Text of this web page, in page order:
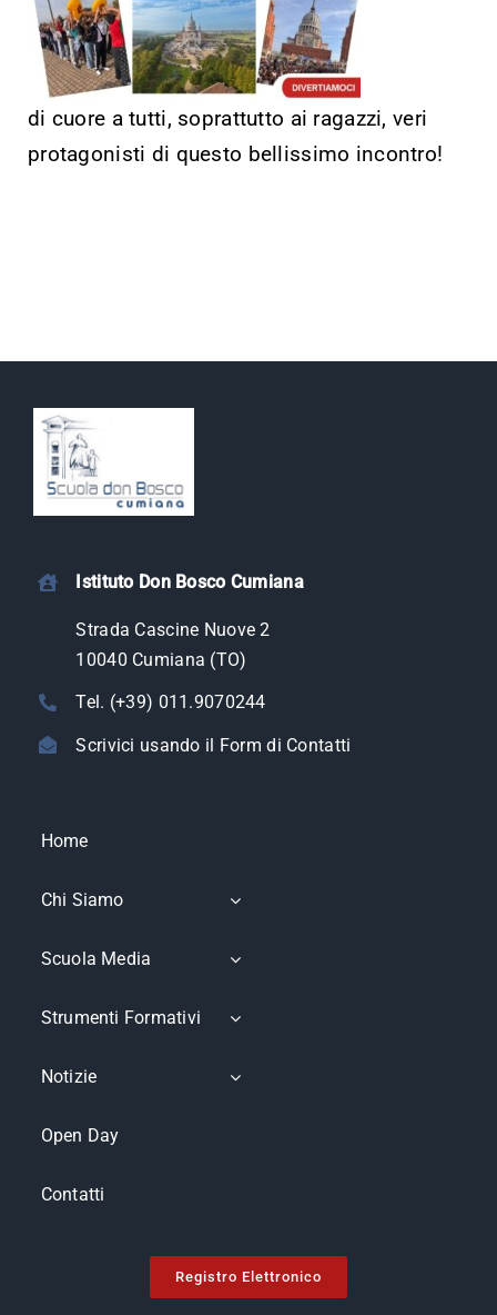
di cuore a tutti, soprattutto ai ragazzi, veri
protagonisti di questo bellissimo incontro!
Istituto Don Bosco Cumiana
Strada Cascine Nuove 2
10040 Cumiana (TO)
Tel. (+39) 011.9070244
Scrivici usando il Form di Contatti
Home
Chi Siamo
Scuola Media
Strumenti Formativi
Notizie
Open Day
Contatti
Registro Elettronico